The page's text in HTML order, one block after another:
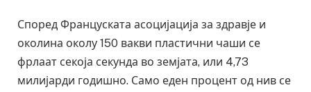
Според Француската асоцијација за здравје и
околина околу 150 вакви пластични чаши се
фрлаат секоја секунда во земјата, или 4,73
милијарди годишно. Само еден процент од нив се